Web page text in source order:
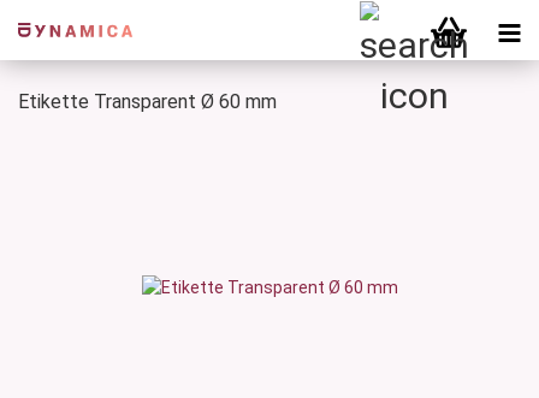
Etikette Transparent Ø 60 mm